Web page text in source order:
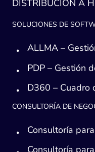
DISTRIBUCIÓN A
SOLUCIONES DE
ALLMA –
PDP – Gestión
D360 – Cuadro
CONSULTORÍA DE
Consultoría
Consultoría